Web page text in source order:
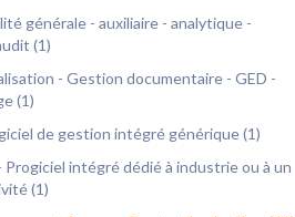
générale - auxiliaire - analytique -
(1)
- Gestion documentaire - GED -
(1)
de gestion intégré générique (1)
Progiciel intégré dédié à industrie ou à un
(1)